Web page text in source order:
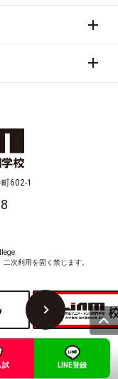
602-1
次利用を固く禁じます。
試 LINE登録